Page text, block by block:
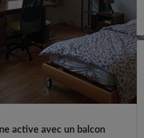
active avec un balcon